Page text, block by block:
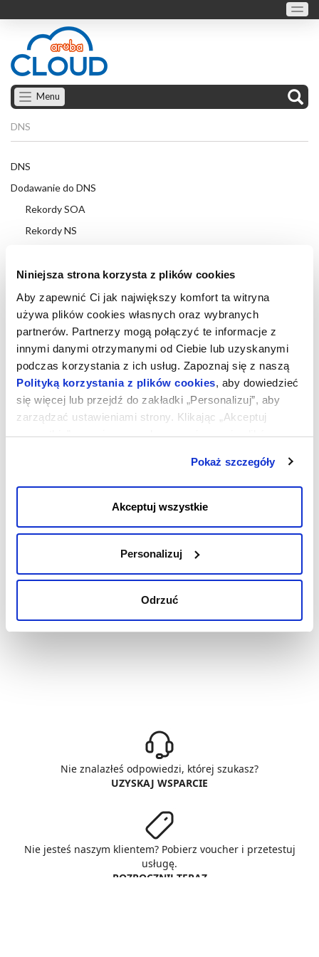
Niniejsza strona korzysta z plików cookies
Aby zapewnić Ci jak największy komfort ta witryna
używa plików cookies własnych oraz wybranych
partnerów. Partnerzy mogą połączyć te informacje z
innymi danymi otrzymanymi od Ciebie lub uzyskanymi
podczas korzystania z ich usług. Zapoznaj się z naszą
Polityką korzystania z plików cookies, aby dowiedzieć
się więcej lub przejdź do zakładki „Personalizuj”, aby
zarządzać ustawieniami strony. Klikając „Akceptuj
wszystkie”, wyrażasz zgodę na zapisywanie plików
akceptujesz przechowywanie tylko niezbędnych plików
cookies.
Pokaż szczegóły
Akceptuj wszystkie
Personalizuj
Odrzuć
Menu
DNS
DNS
Dodawanie do DNS
Rekordy SOA
Rekordy NS
Rekordy AAAA
Rekordy MX
Rekordy CNAME
Rekordy TXT
Rekordy SRV
Rekordy SPF
Edycja DNS
Dezaktywacja/Aktywacja lub Usunięcie w DNS
Nie znalazłeś odpowiedzi, której szukasz?
UZYSKAJ WSPARCIE
Nie jesteś naszym klientem? Pobierz voucher i przetestuj
usługę.
ROZPOCZNIJ TERAZ